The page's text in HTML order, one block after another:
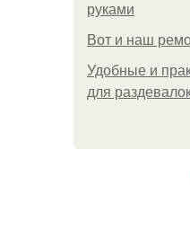
руками
Boт и наш
Удобные и
для